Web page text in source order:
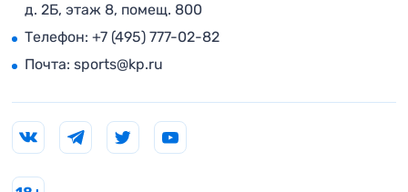
д. 2Б, этаж 8, помещ. 800
Телефон: +7 (495) 777-02-82
Почта: sports@kp.ru